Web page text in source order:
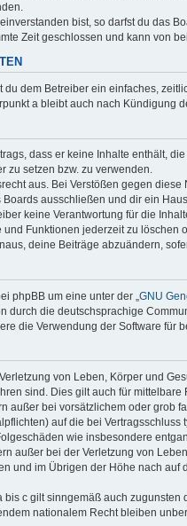
bist, so darfst du das
Zeit geschlossen und kann von
du dem Betreiber ein einfaches,
a bleibt auch nach Kündigung
dass er keine Inhalte enthält,
zu setzen bzw. zu verwenden.
aus. Bei Verstößen gegen
ausschließen und dir ein
keine Verantwortung für die
und Funktionen jederzeit zu löschen
deine Beiträge abzuändern,
phpBB um eine unter der „ GNU
durch die deutschsprachige
die Verwendung der Software für
von Leben, Körper und
sind. Dies gilt auch für
außer bei vorsätzlichem oder grob
auf die bei
wie insbesondere
außer bei der Verletzung von
und im Übrigen der Höhe nach
bis c gilt sinngemäß auch
nationalem Recht bleiben